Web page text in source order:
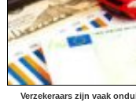
Verzekeraars zijn vaak